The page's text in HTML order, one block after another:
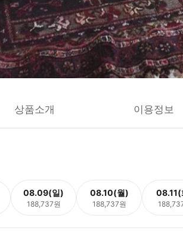
상품소개 이용정보
08.09(일)
188,737원
08.10(월)
188,737원
08.11(